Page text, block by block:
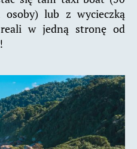
lub z wycieczką
w jedną stronę od